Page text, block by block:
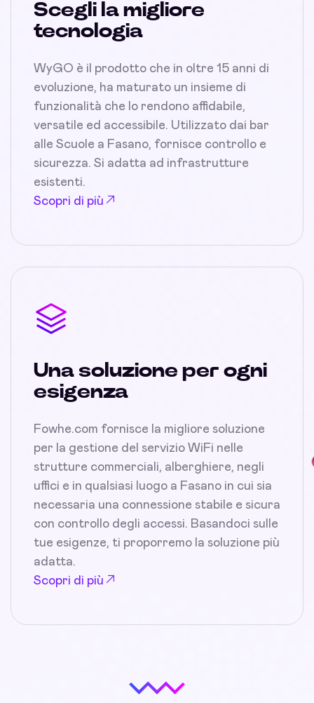
Scegli la migliore
tecnologia
WyGO è il prodotto che in oltre 15 anni di
evoluzione, ha maturato un insieme di
funzionalità che lo rendono affidabile,
versatile ed accessibile. Utilizzato dai bar
alle Scuole a Fasano, fornisce controllo e
sicurezza. Si adatta ad infrastrutture
esistenti.
Scopri di più
Una soluzione per ogni
esigenza
Fowhe.com fornisce la migliore soluzione
per la gestione del servizio WiFi nelle
strutture commerciali, alberghiere, negli
uffici e in qualsiasi luogo a Fasano in cui sia
necessaria una connessione stabile e sicura
con controllo degli accessi. Basandoci sulle
tue esigenze, ti proporremo la soluzione più
adatta.
Scopri di più